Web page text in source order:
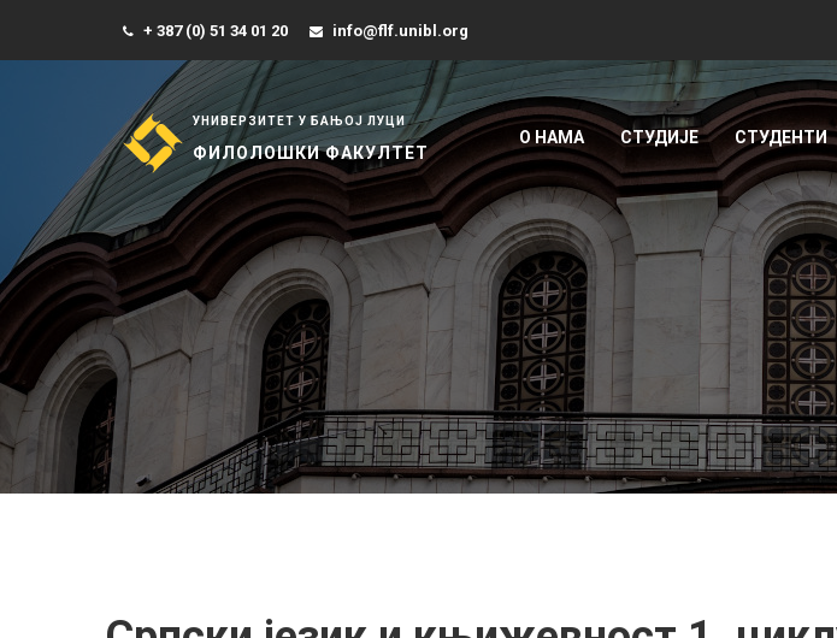
+ 387 (0) 51 34 01 20 info@flf.unibl.org
УНИВЕРЗИТЕТ У БАЊОЈ ЛУЦИ
ФИЛОЛОШКИ ФАКУЛТЕТ
О НАМА СТУДИЈЕ СТУДЕНТИ